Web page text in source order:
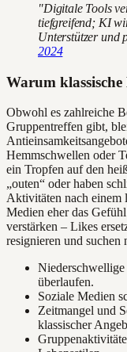
"Digitale Tools
tiefgreifend; KI
Unterstützer und
2024
Warum
Obwohl es zahlreiche
Gruppentreffen gibt,
Hemmschwellen oder
ein Tropfen auf den
„outen“ oder haben
Aktivitäten nach einem
Medien eher das
verstärken – Likes
resignieren und
überlaufen.
Soziale Medien
Zeitmangel und
klassischer